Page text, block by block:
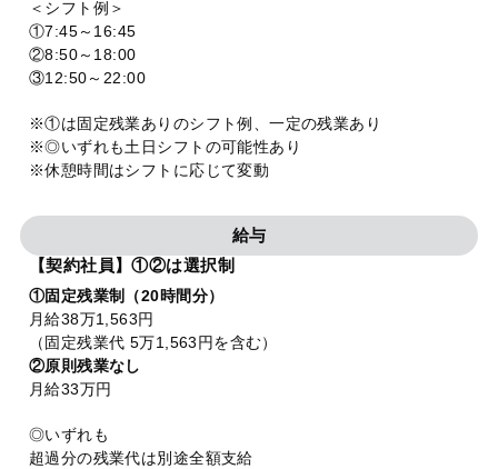
＜シフト例＞
①7:45～16:45
②8:50～18:00
③12:50～22:00
※①は固定残業ありのシフト例、一定の残業あり
※◎いずれも土日シフトの可能性あり
※休憩時間はシフトに応じて変動
給与
【契約社員】①②は選択制
①固定残業制（20時間分）
月給38万1,563円
（固定残業代 5万1,563円を含む）
②原則残業なし
月給33万円
◎いずれも
超過分の残業代は別途全額支給